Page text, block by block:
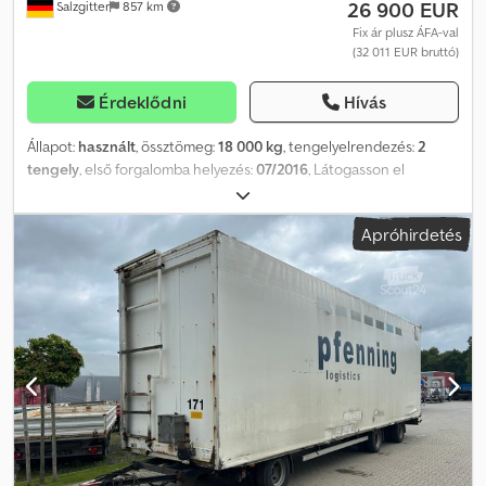
Salzgitter 857 km 26 900 EUR
Fix ár plusz ÁFA-val
(32 011 EUR bruttó)
Érdeklődni Hívás
Állapot: használt, össztömeg:18 000 kg, tengelyelrendezés:2
tengely, első forgalomba helyezés:07/2016, Látogasson el
weboldalunkra, ahol teljes járműkészletünket további
fényképekkel és információkkal, több nyelven találja meg. SEL
8416 Eggers HPT 18ZL Német forgalomba helyezés / 1. tulajdonos
Forgalomba helyezés dátuma: 2016.07.06. Technikai megengedett
össztömeg (kg): 18 000 Megengedett össztömeg (kg): 18 000
Önsúly (kg): 6 780 Alvázszám: W089886G0E08033 SP: 2026.01.
GUMIABRONCSOK ÉS TENGELYEK: Gumiabroncs méret: 255/60 R
19,5 Tengelyelrendezés: 2 tengely / SAF Légrugózás Dobfékek
FELÉPÍTMÉNY Belső méretek: Magasság (m): 2,89 (2,82) / 0,74
Szélesség (m): 2,48 Hosszúság (m): 7,31 / 4,22
JÁRMŰDOKUMENTUMOK: Forgalmi engedély Törzskönyv Német
jármű-engedélyezési igazolás M. BUFANO (olasz, angol, német) J.
CORDEIRO (portugál, spanyol, olasz, angol) J. MARJANOVIC
Apróhirdetés